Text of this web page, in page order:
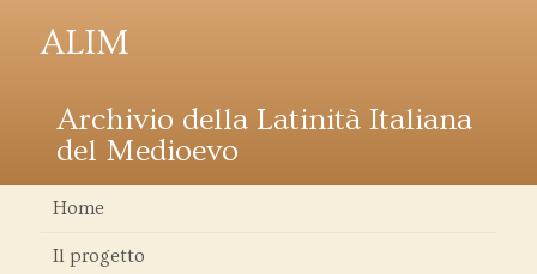
ALIM
Archivio della Latinità Italiana
del Medioevo
Home
Il progetto